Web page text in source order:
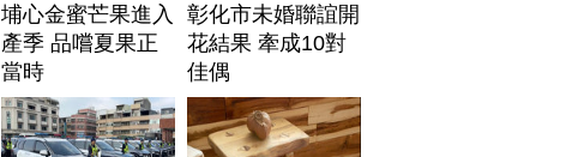
埔心金蜜芒果進入
產季 品嚐夏果正
當時
彰化市未婚聯誼開
花結果 牽成10對
佳偶